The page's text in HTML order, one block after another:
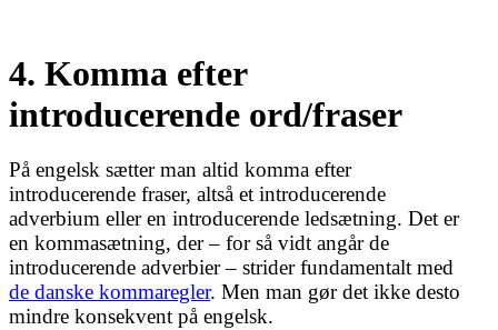
4. Komma efter
introducerende ord/fraser
På engelsk sætter man altid komma efter
introducerende fraser, altså et introducerende
adverbium eller en introducerende ledsætning. Det er
en kommasætning, der – for så vidt angår de
introducerende adverbier – strider fundamentalt med
de danske kommaregler. Men man gør det ikke desto
mindre konsekvent på engelsk.